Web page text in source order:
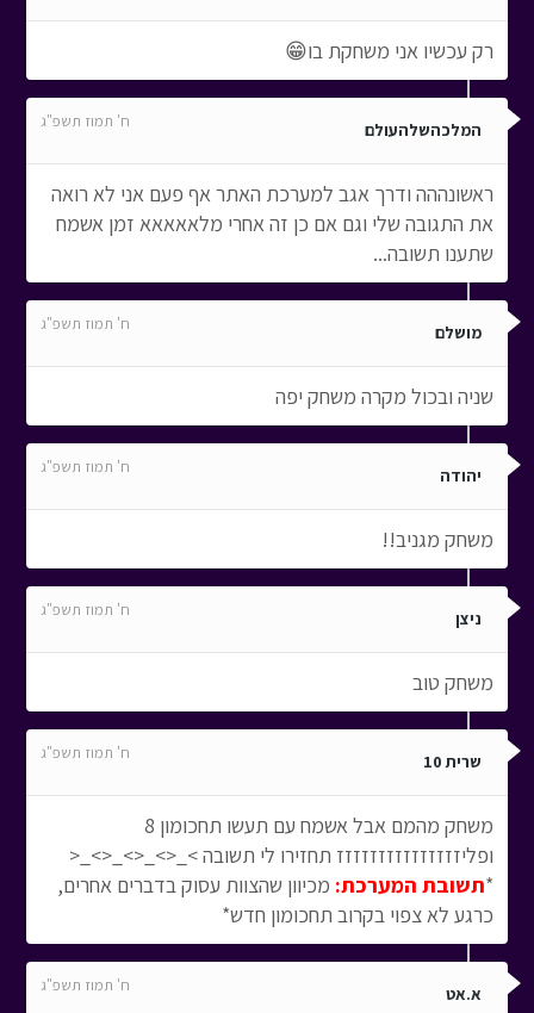
רק עכשיו אני משחקת בו😁
המלכהשלהעולם ח' תמוז תשפ"ג
ראשונההה ודרך אגב למערכת האתר אף פעם אני לא רואה
את התגובה שלי וגם אם כן זה אחרי מלאאאאא זמן אשמח
שתענו תשובה...
מושלם ח' תמוז תשפ"ג
שניה ובכול מקרה משחק יפה
יהודה ח' תמוז תשפ"ג
משחק מגניב!!
ניצן ח' תמוז תשפ"ג
משחק טוב
שרית 10 ח' תמוז תשפ"ג
משחק מהמם אבל אשמח עם תעשו תחכומון 8
ופליזזזזזזזזזזזזזזז תחזירו לי תשובה >_<>_<>_<>_<
*תשובת המערכת: מכיוון שהצוות עסוק בדברים אחרים,
כרגע לא צפוי בקרוב תחכומון חדש*
א.אט ח' תמוז תשפ"ג